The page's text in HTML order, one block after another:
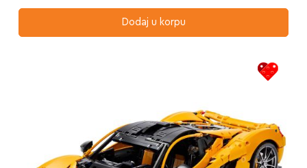
Dodaj u korpu